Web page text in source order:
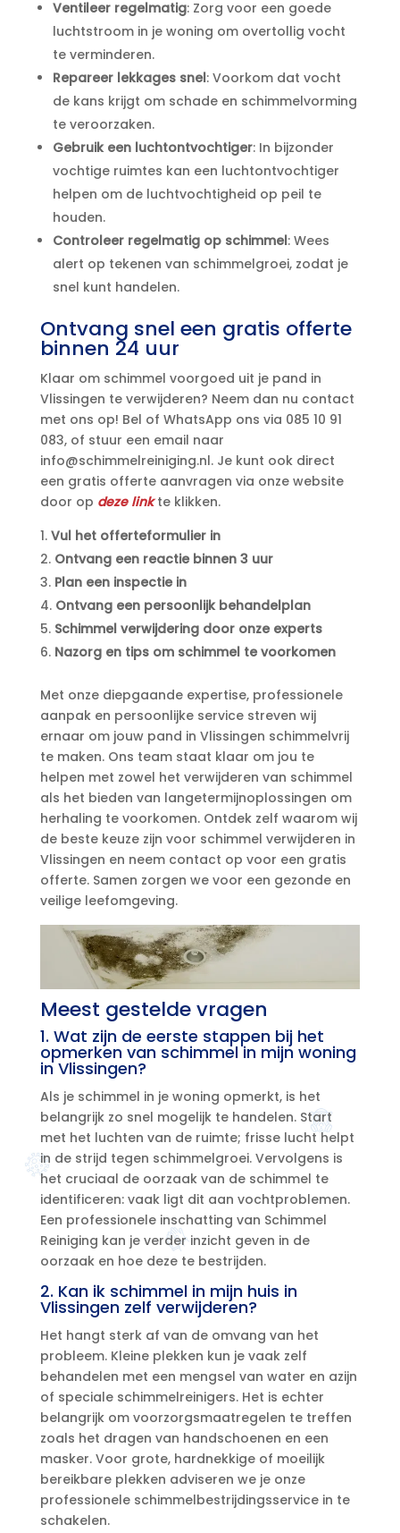
Ventileer regelmatig: Zorg voor een goede
luchtstroom in je woning om overtollig vocht
te verminderen.​
Repareer lekkages snel: Voorkom dat vocht
de kans krijgt om schade en schimmelvorming
te veroorzaken.​
Gebruik een luchtontvochtiger: In bijzonder
vochtige ruimtes kan een luchtontvochtiger
helpen om de luchtvochtigheid op peil te
houden.​
Controleer regelmatig op schimmel: Wees
alert op tekenen van schimmelgroei, zodat je
snel kunt handelen.​
Ontvang snel een gratis offerte
binnen 24 uur
Klaar om schimmel voorgoed uit je pand in
Vlissingen te verwijderen? Neem dan nu contact
met ons op! Bel of WhatsApp ons via 085 10 91
083, of stuur een email naar
info@schimmelreiniging.​nl.​ Je kunt ook direct
een gratis offerte aanvragen via onze website
door op deze linkte klikken.​
Vul het offerteformulier in
Ontvang een reactie binnen 3 uur
Plan een inspectie in
Ontvang een persoonlijk behandelplan
Schimmel verwijdering door onze experts
Nazorg en tips om schimmel te voorkomen
Met onze diepgaande expertise, professionele
aanpak en persoonlijke service streven wij
ernaar om jouw pand in Vlissingen schimmelvrij
te maken.​ Ons team staat klaar om jou te
helpen met zowel het verwijderen van schimmel
als het bieden van langetermijnoplossingen om
herhaling te voorkomen.​ Ontdek zelf waarom wij
de beste keuze zijn voor schimmel verwijderen in
Vlissingen en neem contact op voor een gratis
offerte.​ Samen zorgen we voor een gezonde en
veilige leefomgeving.​
Meest gestelde vragen
1.​ Wat zijn de eerste stappen bij het
opmerken van schimmel in mijn woning
in Vlissingen?
Als je schimmel in je woning opmerkt, is het
belangrijk zo snel mogelijk te handelen.​ Start
met het luchten van de ruimte; frisse lucht helpt
in de strijd tegen schimmelgroei.​ Vervolgens is
het cruciaal de oorzaak van de schimmel te
identificeren: vaak ligt dit aan vochtproblemen.​
Een professionele inschatting van Schimmel
Reiniging kan je verder inzicht geven in de
oorzaak en hoe deze te bestrijden.​
2.​ Kan ik schimmel in mijn huis in
Vlissingen zelf verwijderen?
Het hangt sterk af van de omvang van het
probleem.​ Kleine plekken kun je vaak zelf
behandelen met een mengsel van water en azijn
of speciale schimmelreinigers.​ Het is echter
belangrijk om voorzorgsmaatregelen te treffen
zoals het dragen van handschoenen en een
masker.​ Voor grote, hardnekkige of moeilijk
bereikbare plekken adviseren we je onze
professionele schimmelbestrijdingsservice in te
schakelen.​